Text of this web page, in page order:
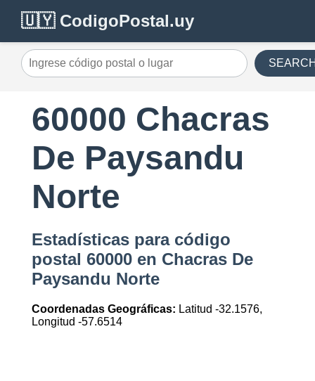
🇺🇾 CodigoPostal.uy
60000 Chacras
De Paysandu
Norte
Estadísticas para código
postal 60000 en Chacras De
Paysandu Norte
Coordenadas Geográficas: Latitud -32.1576,
Longitud -57.6514